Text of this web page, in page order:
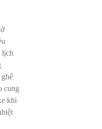
lịch
cung
khi